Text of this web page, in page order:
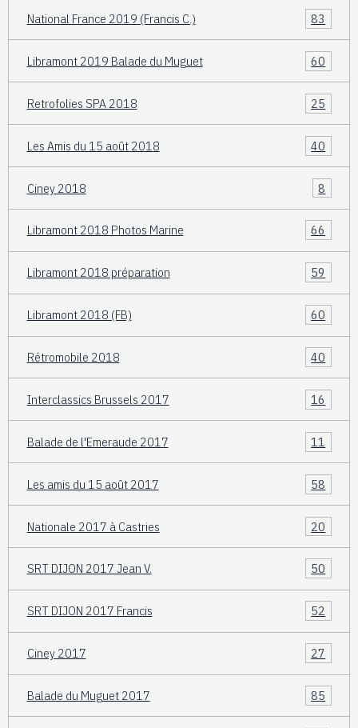
National France 2019 (Francis C.) 83
Libramont 2019 Balade du Muguet 60
Retrofolies SPA 2018 25
Les Amis du 15 août 2018 40
Ciney 2018 8
Libramont 2018 Photos Marine 66
Libramont 2018 préparation 59
Libramont 2018 (FB) 60
Rétromobile 2018 40
Interclassics Brussels 2017 16
Balade de l'Emeraude 2017 11
Les amis du 15 août 2017 58
Nationale 2017 à Castries 20
SRT DIJON 2017 Jean V. 50
SRT DIJON 2017 Francis 52
Ciney 2017 27
Balade du Muguet 2017 85